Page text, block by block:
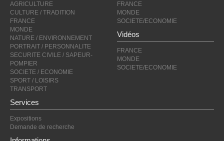
AGRICULTURE
CULTURE / TRADITION
FRANCE
MONDE
NATURE / ENVIRONNEMENT
PORTRAIT / PERSONNALITE
SECURITE CIVILE / SAPEUR-
POMPIER
SOCIETE / ECONOMIE
SPORT / LOISIRS
TRANSPORT
FRANCE
MONDE
SOCIETE/ECONOMIE
Vidéos
FRANCE
MONDE
SOCIETE/ECONOMIE
Services
Expositions
Demande de recherche